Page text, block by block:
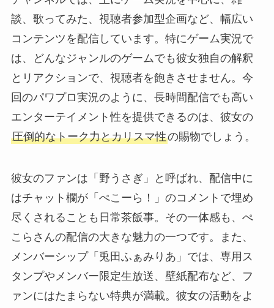
談、歌ってみた、視聴者参加型企画など、幅広い
コンテンツを配信しています。特にゲーム実況で
は、どんなジャンルのゲームでも彼女独自の解釈
とリアクションで、視聴者を飽きさせません。今
回のパワプロ実況のように、長時間配信でも高い
エンターテイメント性を提供できるのは、彼女の
圧倒的なトーク力とカリスマ性の賜物でしょう。
彼女のファンは「野うさぎ」と呼ばれ、配信中に
はチャット欄が「ぺこーら！」のコメントで埋め
尽くされることも日常茶飯事。その一体感も、ぺ
こらさんの配信の大きな魅力の一つです。また、
メンバーシップ「兎田ふぁみりあ」では、専用ス
タンプやメンバー限定生放送、壁紙配布など、フ
ァンにはたまらない特典が満載。彼女の活動をよ